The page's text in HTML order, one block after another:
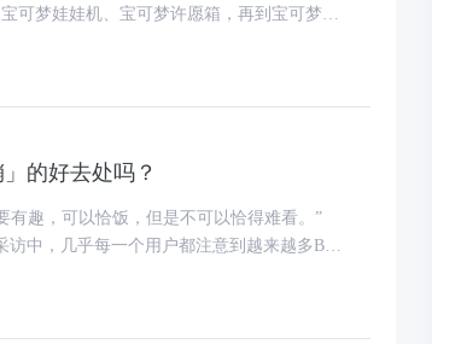
可梦娃娃机、宝可梦许愿箱，再到宝可梦联
的好去处吗？